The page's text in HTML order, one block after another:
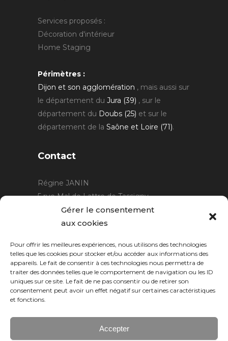
Gérer le consentement
aux cookies
Pour offrir les meilleures expériences, nous utilisons des technologies
telles que les cookies pour stocker et/ou accéder aux informations des
appareils. Le fait de consentir à ces technologies nous permettra de
traiter des données telles que le comportement de navigation ou les ID
uniques sur ce site. Le fait de ne pas consentir ou de retirer son
consentement peut avoir un effet négatif sur certaines caractéristiques
et fonctions.
Accepter
Services proposés :
Décoration d'intérieur
Home Staging
Périmètres :
Dijon et son agglomération , mais aussi sur
le département du Jura (39) , sur le
département du Doubs (25) et sur le
département de la Saône et Loire (71).
Contact
Régine JANIN
5 rue Mal de Lattre de Tassigny
21220 Gevrey Chambertin
06 15 15 80 29
Horaires :sur rendez-vous.